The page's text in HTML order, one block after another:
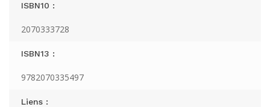
ISBN10 :
2070333728
ISBN13 :
9782070335497
Liens :